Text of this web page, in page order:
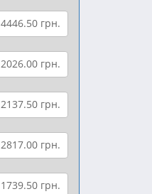
4446.50 грн.
2026.00 грн.
2137.50 грн.
2817.00 грн.
1739.50 грн.